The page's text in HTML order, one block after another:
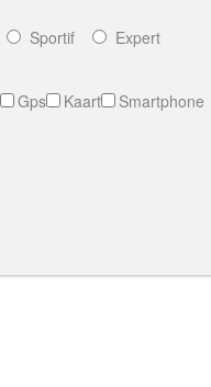
Sportif
Expert
Gps Kaart
Smartphone